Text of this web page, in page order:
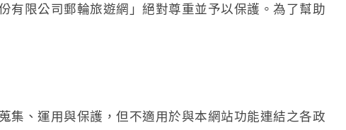
有限公司郵輪旅遊網」絕對尊重並予以保護。為了幫助
集、運用與保護，但不適用於與本網站功能連結之各政